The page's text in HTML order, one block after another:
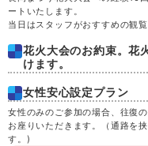
土 29
日 30
月 31
ートいたします。
当日はスタッフがおすすめの観
花火大会のお約束。花
けます。
女性安心設定プラン
女性のみのご参加の場合、往復
お座りいただきます。（通路を
す。)